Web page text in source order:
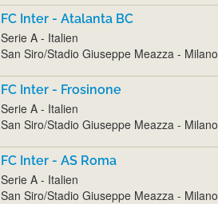
FC Inter - Atalanta BC
Serie A - Italien
San Siro/Stadio Giuseppe Meazza - Milano
FC Inter - Frosinone
Serie A - Italien
San Siro/Stadio Giuseppe Meazza - Milano
FC Inter - AS Roma
Serie A - Italien
San Siro/Stadio Giuseppe Meazza - Milano